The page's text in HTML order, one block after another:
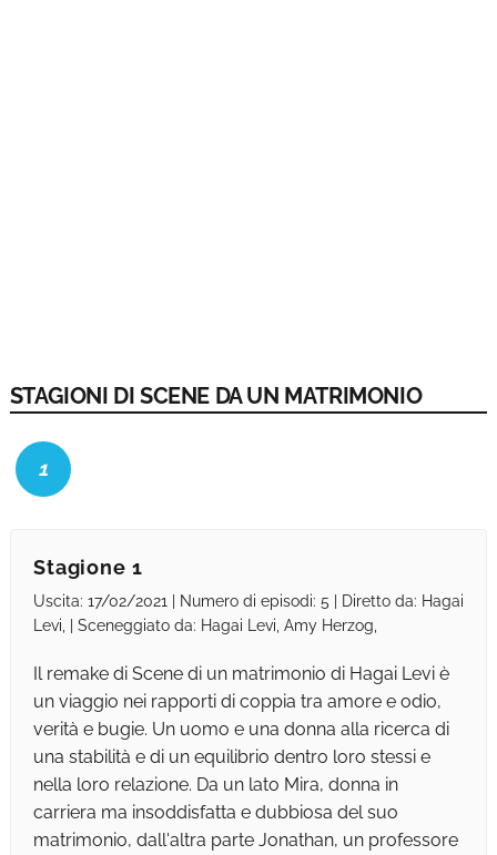
STAGIONI DI SCENE DA UN MATRIMONIO
1
Stagione 1
Uscita: 17/02/2021 | Numero di episodi: 5 | Diretto da: Hagai
Levi, | Sceneggiato da: Hagai Levi, Amy Herzog,
Il remake di Scene di un matrimonio di Hagai Levi è
un viaggio nei rapporti di coppia tra amore e odio,
verità e bugie. Un uomo e una donna alla ricerca di
una stabilità e di un equilibrio dentro loro stessi e
nella loro relazione. Da un lato Mira, donna in
carriera ma insoddisfatta e dubbiosa del suo
matrimonio, dall'altra parte Jonathan, un professore